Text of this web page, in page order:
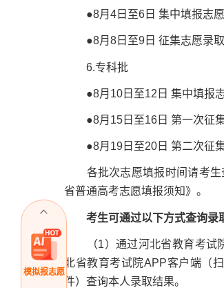
模拟报志愿
●8月4日至6日 集中填报志
●8月8日至9日 征集志愿录取
6.专科批
●8月10日至12日 集中填报
●8月15日至16日 第一次征
●8月19日至20日 第二次征
各批次志愿填报时间请考生
省普通高考志愿填报须知》。
考生可通过以下方式查询录
（1）通过河北省教育考试
北省教育考试院APP客户端（
件）查询本人录取结果。